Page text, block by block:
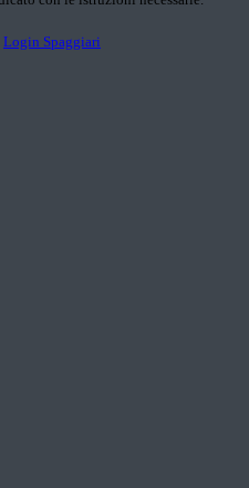
Login Spaggiari